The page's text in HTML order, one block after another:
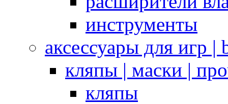
инструменты
аксессуары для игр |
кляпы | маски |
кляпы